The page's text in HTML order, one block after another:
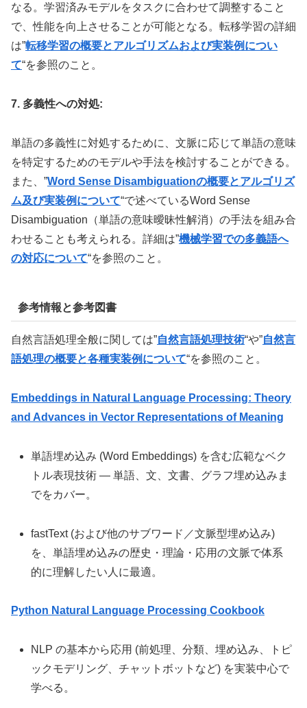
なる。学習済みモデルをタスクに合わせて調整すること
で、性能を向上させることが可能となる。転移学習の詳細
は”転移学習の概要とアルゴリズムおよび実装例につい
て“を参照のこと。
7. 多義性への対処:
単語の多義性に対処するために、文脈に応じて単語の意味
を特定するためのモデルや手法を検討することができる。
また、”Word Sense Disambiguationの概要とアルゴリズ
ム及び実装例について“で述べているWord Sense
Disambiguation（単語の意味曖昧性解消）の手法を組み合
わせることも考えられる。詳細は”機械学習での多義語へ
の対応について“を参照のこと。
参考情報と参考図書
自然言語処理全般に関しては”自然言語処理技術“や”自然言
語処理の概要と各種実装例について“を参照のこと。
Embeddings in Natural Language Processing: Theory
and Advances in Vector Representations of Meaning
単語埋め込み (Word Embeddings) を含む広範なベク
トル表現技術 — 単語、文、文書、グラフ埋め込みま
でをカバー。
fastText (および他のサブワード／文脈型埋め込み)
を、単語埋め込みの歴史・理論・応用の文脈で体系
的に理解したい人に最適。
Python Natural Language Processing Cookbook
NLP の基本から応用 (前処理、分類、埋め込み、トピ
ックモデリング、チャットボットなど) を実装中心で
学べる。